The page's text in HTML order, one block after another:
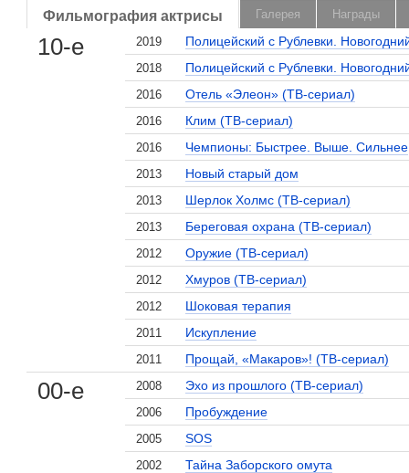
Фильмография актрисы Галерея Награды
10-е 2019 Полицейский с Рублевки.
2018 Полицейский с Рублевки.
2016 Отель «Элеон» (ТВ-сериал)
2016 Клим (ТВ-сериал)
2016 Чемпионы: Быстрее. Выше. Сильнее
2013 Новый старый дом
2013 Шерлок Холмс (ТВ-сериал)
2013 Береговая охрана (ТВ-сериал)
2012 Оружие (ТВ-сериал)
2012 Хмуров (ТВ-сериал)
2012 Шоковая терапия
2011 Искупление
2011 Прощай, «Макаров»! (ТВ-сериал)
00-е 2008 Эхо из прошлого (ТВ-сериал)
2006 Пробуждение
2005 SOS
2002 Тайна Заборского омута
, поделитесь своим мнением